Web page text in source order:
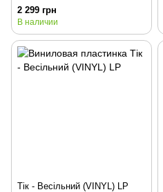
2 299 грн
В наличии
Тік - Весільний (VINYL) LP